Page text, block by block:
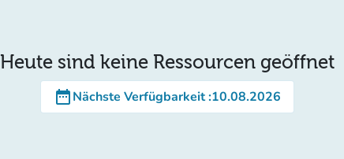
Heute sind keine Ressourcen geöffnet
date_rangeNächste Verfügbarkeit:10.08.2026